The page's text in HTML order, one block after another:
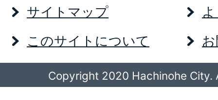
サイトマップ
このサイトについて
Copyright 2020 Hachinohe City.